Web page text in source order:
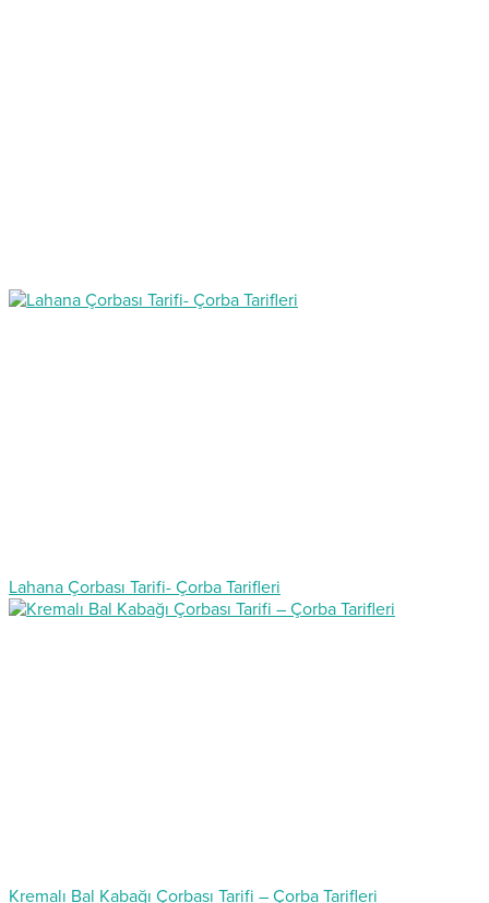
Lahana Çorbası Tarifi- Çorba Tarifleri
Kremalı Bal Kabağı Çorbası Tarifi – Çorba Tarifleri